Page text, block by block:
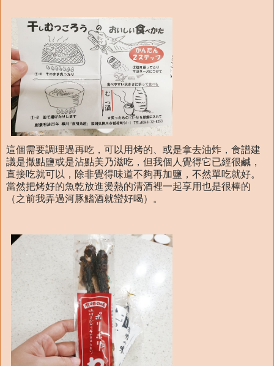
這個需要調理過再吃，可以用烤的、或是拿去油炸，食譜建
議是撒點鹽或是沾點美乃滋吃，但我個人覺得它已經很鹹，
直接吃就可以，除非覺得味道不夠再加鹽，不然單吃就好。
當然把烤好的魚乾放進燙熱的清酒裡一起享用也是很棒的
（之前我弄過河豚鰭酒就蠻好喝）。